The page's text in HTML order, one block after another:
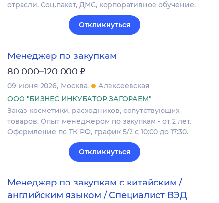
отрасли. Соц.пакет, ДМС, корпоративное обучение.
Откликнуться
Менеджер по закупкам
80 000–120 000 ₽
09 июня 2026 Москва
Алексеевская
ООО "БИЗНЕС ИНКУБАТОР ЗАГОРАЕМ"
Заказ косметики, расходников, сопутствующих
товаров. Опыт менеджером по закупкам - от 2 лет.
Оформление по ТК РФ, график 5/2 с 10:00 до 17:30.
Откликнуться
Менеджер по закупкам с китайским /
английским языком / Специалист ВЭД